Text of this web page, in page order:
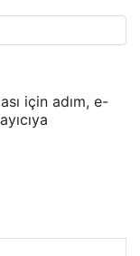
için adım, e-